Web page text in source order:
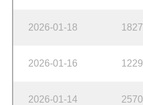
2026-01-18 1827
2026-01-16 1229
2026-01-14 2570